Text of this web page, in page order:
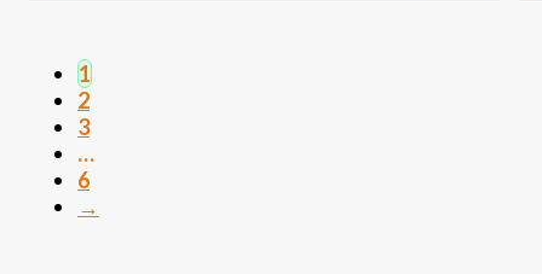
1
2
3
…
6
→